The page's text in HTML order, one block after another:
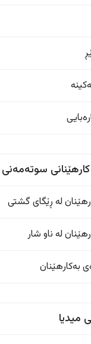
سوتەمەنی
له ڕێگای گشتی
له ناو شار
بەکارهێنان
میدیا